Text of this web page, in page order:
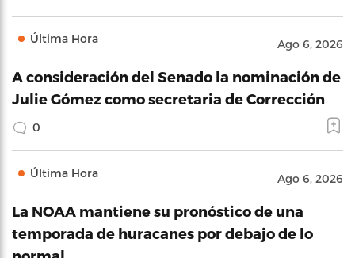
Última Hora Ago 6, 2026
A consideración del Senado la nominación de
Julie Gómez como secretaria de Corrección
0
Última Hora Ago 6, 2026
La NOAA mantiene su pronóstico de una
temporada de huracanes por debajo de lo